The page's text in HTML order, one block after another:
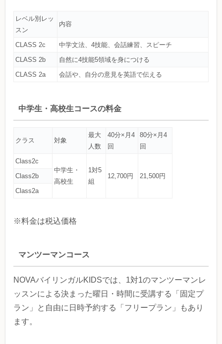
レベル別レッ
スン
内容
CLASS 2c
中学文法、4技能、会話練習、スピーチ
CLASS 2b
自然に4技能5領域を身につける
CLASS 2a
会話や、自分の意見を英語で伝える
中学生・高校生コースの料金
クラス 対象
最大
人数
40分×月4
回
80分×月4
回
Class2c
中学生・
高校生
1対5
組
12,700円 21,500円
Class2b
Class2a
※料金は税込価格
マンツーマンコース
NOVAバイリンガルKIDSでは、1対1のマンツーマンレ
ッスンによる決まった曜日・時間に受講する「固定プ
ラン」と自由に日時予約する「フリープラン」もあり
ます。